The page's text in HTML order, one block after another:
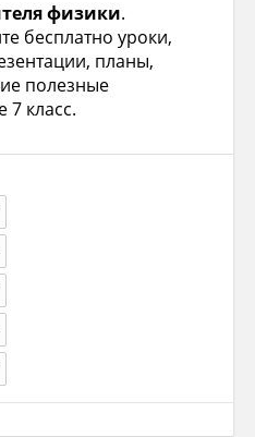
физики.
бесплатно уроки,
планы,
полезные
7 класс.